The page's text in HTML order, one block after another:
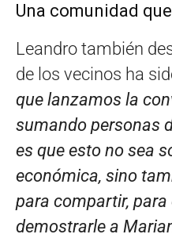
Una comunidad
Leandro también
de los vecinos ha
que lanzamos la
sumando personas
es que esto no sea
económica, sino
para compartir,
demostrarle a